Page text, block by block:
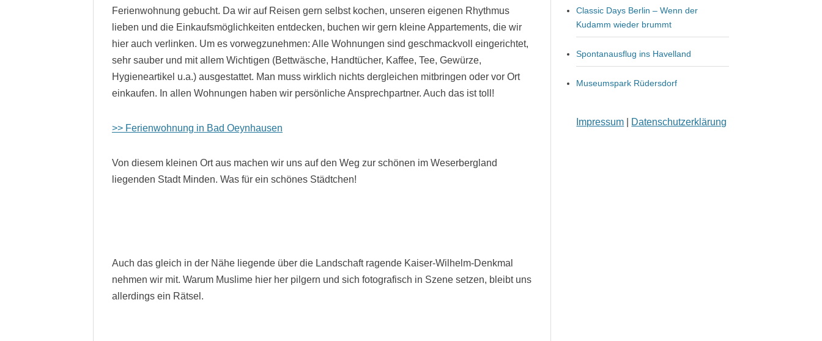
Ferienwohnung gebucht. Da wir auf Reisen gern selbst kochen, unseren eigenen Rhythmus
lieben und die Einkaufsmöglichkeiten entdecken, buchen wir gern kleine Appartements, die wir
hier auch verlinken. Um es vorwegzunehmen: Alle Wohnungen sind geschmackvoll eingerichtet,
sehr sauber und mit allem Wichtigen (Bettwäsche, Handtücher, Kaffee, Tee, Gewürze,
Hygieneartikel u.a.) ausgestattet. Man muss wirklich nichts dergleichen mitbringen oder vor Ort
einkaufen. In allen Wohnungen haben wir persönliche Ansprechpartner. Auch das ist toll!
>> Ferienwohnung in Bad Oeynhausen
Von diesem kleinen Ort aus machen wir uns auf den Weg zur schönen im Weserbergland
liegenden Stadt Minden. Was für ein schönes Städtchen!
Auch das gleich in der Nähe liegende über die Landschaft ragende Kaiser-Wilhelm-Denkmal
nehmen wir mit. Warum Muslime hier her pilgern und sich fotografisch in Szene setzen, bleibt uns
allerdings ein Rätsel.
Classic Days Berlin – Wenn der
Kudamm wieder brummt
Spontanausflug ins Havelland
Museumspark Rüdersdorf
Impressum Datenschutzerklärung